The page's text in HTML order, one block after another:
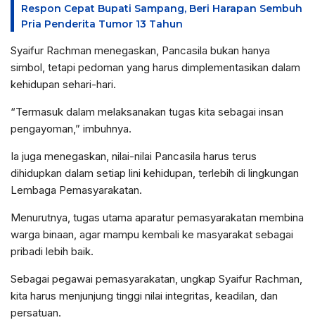
Respon Cepat Bupati Sampang, Beri Harapan Sembuh
Pria Penderita Tumor 13 Tahun
Syaifur Rachman menegaskan, Pancasila bukan hanya
simbol, tetapi pedoman yang harus dimplementasikan dalam
kehidupan sehari-hari.
“Termasuk dalam melaksanakan tugas kita sebagai insan
pengayoman,” imbuhnya.
Ia juga menegaskan, nilai-nilai Pancasila harus terus
dihidupkan dalam setiap lini kehidupan, terlebih di lingkungan
Lembaga Pemasyarakatan.
Menurutnya, tugas utama aparatur pemasyarakatan membina
warga binaan, agar mampu kembali ke masyarakat sebagai
pribadi lebih baik.
Sebagai pegawai pemasyarakatan, ungkap Syaifur Rachman,
kita harus menjunjung tinggi nilai integritas, keadilan, dan
persatuan.